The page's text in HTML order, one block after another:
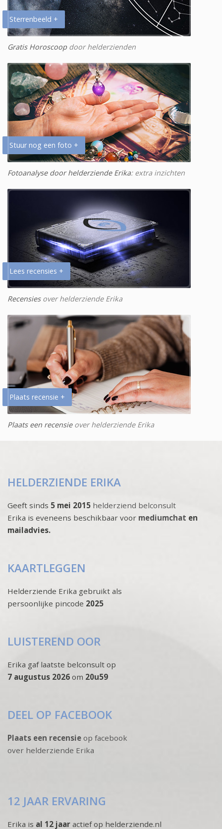
Sterrenbeeld +
Gratis Horoscoopdoor helderzienden
Stuur nog een foto +
Fotoanalyse door helderziende Erika: extra inzichten
Lees recensies +
Recensiesover helderziende Erika
Plaats recensie +
Plaats een recensieover helderziende Erika
HELDERZIENDE ERIKA
Geeft sinds 5 mei 2015 helderziend belconsult
Erika is eveneens beschikbaar voor mediumchat en
mailadvies.
KAARTLEGGEN
Helderziende Erika gebruikt als
persoonlijke pincode 2025
LUISTEREND OOR
Erika gaf laatste belconsult op
7 augustus 2026 om 20u59
DEEL OP FACEBOOK
Plaats een recensie op facebook
over helderziende Erika
12 JAAR ERVARING
Erika is al 12 jaar actief op helderziende.nl